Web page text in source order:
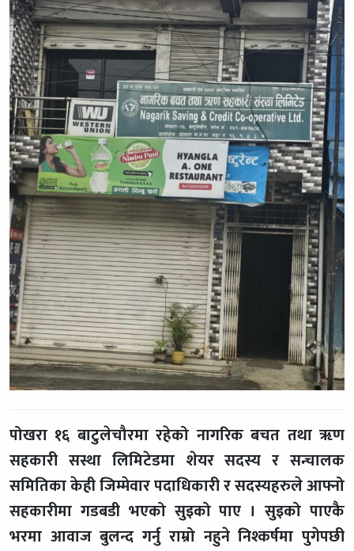
पोखरा १६ बाटुलेचौरमा रहेको नागरिक बचत तथा ॠण
सहकारी सस्था लिमिटेडमा शेयर सदस्य र सन्चालक
समितिका केही जिम्मेवार पदाधिकारी र सदस्यहरुले आफ्नो
सहकारीमा गडबडी भएको सुइको पाए । सुइको पाएकै
भरमा आवाज बुलन्द गर्नु राम्रो नहुने निश्कर्षमा पुगेपछी